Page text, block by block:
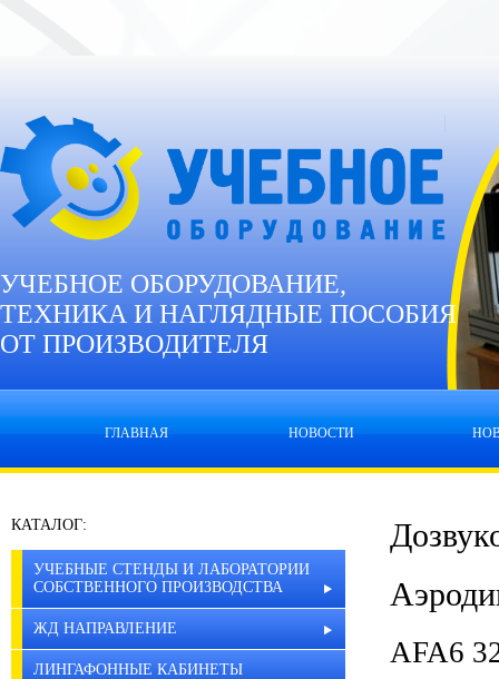
УЧЕБНОЕ ОБОРУДОВАНИЕ,
ТЕХНИКА И НАГЛЯДНЫЕ ПОСОБИЯ
ОТ ПРОИЗВОДИТЕЛЯ
ГЛАВНАЯ НОВОСТИ
КАТАЛОГ:
УЧЕБНЫЕ СТЕНДЫ И ЛАБОРАТОРИИ
СОБСТВЕННОГО ПРОИЗВОДСТВА
ЖД НАПРАВЛЕНИЕ
ЛИНГАФОННЫЕ КАБИНЕТЫ
AFA6